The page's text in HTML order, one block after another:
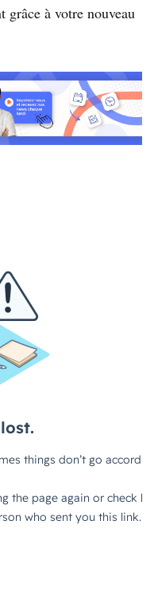
grâce à votre nouveau